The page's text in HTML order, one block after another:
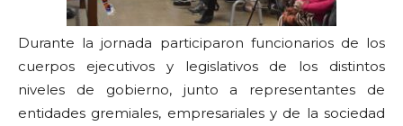
Durante la jornada participaron funcionarios de los
cuerpos ejecutivos y legislativos de los distintos
niveles de gobierno, junto a representantes de
entidades gremiales, empresariales y de la sociedad